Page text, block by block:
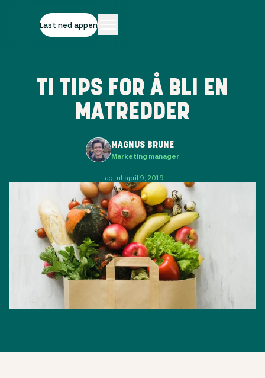
Last ned appen
TI TIPS FOR Å BLI EN
MATREDDER
MAGNUS BRUNE
Marketing manager
Lagt ut april 9, 2019